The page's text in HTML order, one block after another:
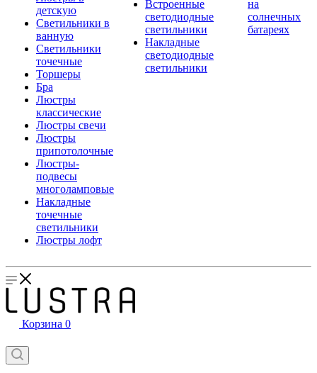
детскую
Светильники в
ванную
Светильники
точечные
Торшеры
Бра
Люстры
классические
Люстры свечи
Люстры
припотолочные
Люстры-
подвесы
многоламповые
Накладные
точечные
светильники
Люстры лофт
Встроенные
светодиодные
светильники
Накладные
светодиодные
светильники
на
солнечных
батареях
Корзина 0